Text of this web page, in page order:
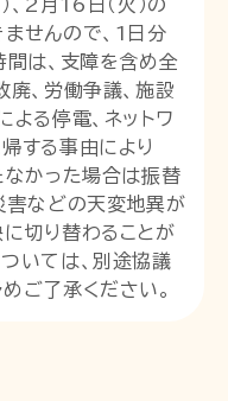
、2月16日（火）の
せんので、1日分
は、支障を含め全
、労働争議、施設
よる停電、ネットワ
帰する事由により
なかった場合は振替
害などの天変地異が
切り替わることが
いては、別途協議
ご了承ください。